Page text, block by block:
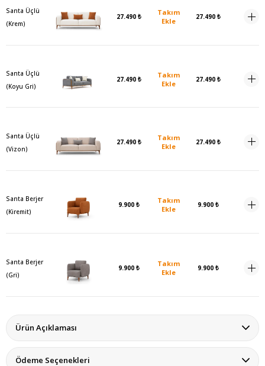
Santa Üçlü
(Krem)
27.490 ₺
Takım
Ekle
27.490 ₺
Santa Üçlü
(Koyu Gri)
27.490 ₺
Takım
Ekle
27.490 ₺
Santa Üçlü
(Vizon)
27.490 ₺
Takım
Ekle
27.490 ₺
Santa Berjer
(Kiremit)
9.900 ₺
Takım
Ekle
9.900 ₺
Santa Berjer
(Gri)
9.900 ₺
Takım
Ekle
9.900 ₺
Ürün Açıklaması
Ödeme Seçenekleri